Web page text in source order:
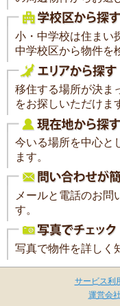
小・中学校は住まい
中学校区から物件を
移住する場所が決ま
をお探しいただけま
今いる場所を中心と
ます。
メールと電話のお問
す。
写真で物件を詳しく
サービス利
運営会社